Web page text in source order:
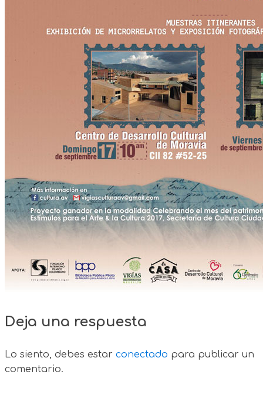
Deja una respuesta
Lo siento, debes estar conectado para publicar un
comentario.